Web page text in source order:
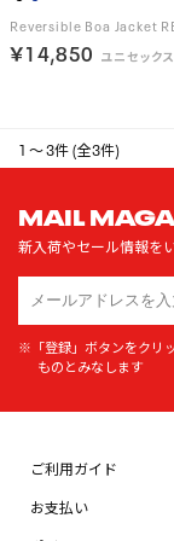
￥14,850
1 ～ 3件 (全3件)
MAIL
新入荷やセール情報を
※「登録」ボタンをクリッ
ものとみなします
ご利用ガイド
お支払い